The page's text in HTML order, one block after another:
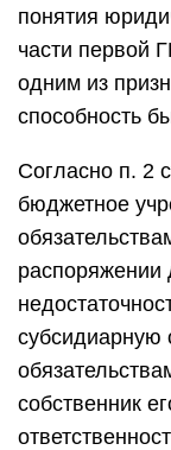
понятия
части первой
одним из
способность
Согласно п. 2
бюджетное
субсидиарную
собственник